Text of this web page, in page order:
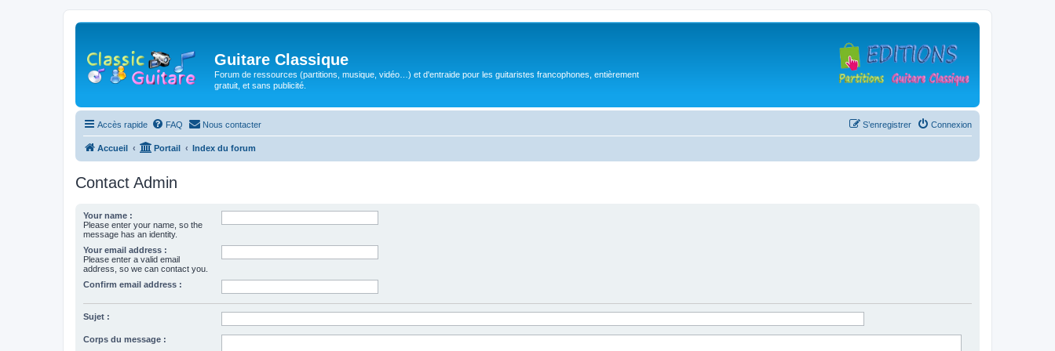
Guitare Classique
Forum de ressources (partitions, musique, vidéo…) et d'entraide pour les guitaristes francophones, entièrement
gratuit, et sans publicité.
Accès rapide FAQ Nous contacter Connexion
S’enregistrer
Accueil Portail Index du forum
Contact Admin
Your name :
Please enter your name, so the
message has an identity.
Your email address :
Please enter a valid email
address, so we can contact you.
Confirm email address :
Sujet :
Corps du message :